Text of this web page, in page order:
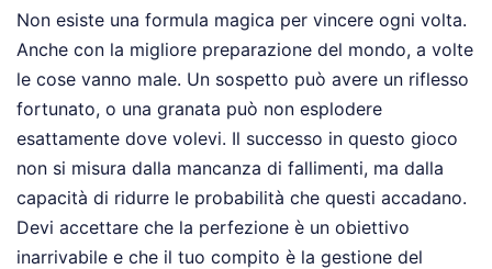
Non esiste una formula magica per vincere ogni volta.
Anche con la migliore preparazione del mondo, a volte
le cose vanno male. Un sospetto può avere un riflesso
fortunato, o una granata può non esplodere
esattamente dove volevi. Il successo in questo gioco
non si misura dalla mancanza di fallimenti, ma dalla
capacità di ridurre le probabilità che questi accadano.
Devi accettare che la perfezione è un obiettivo
inarrivabile e che il tuo compito è la gestione del